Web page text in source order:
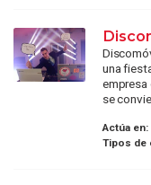
una
empresa
se
Actúa en:
Tipos de